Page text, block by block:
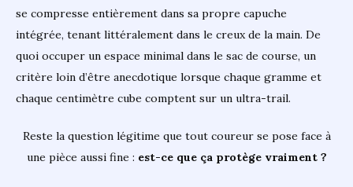
se compresse entièrement dans sa propre capuche
intégrée, tenant littéralement dans le creux de la main. De
quoi occuper un espace minimal dans le sac de course, un
critère loin d’être anecdotique lorsque chaque gramme et
chaque centimètre cube comptent sur un ultra-trail.
Reste la question légitime que tout coureur se pose face à
une pièce aussi fine : est-ce que ça protège vraiment ?